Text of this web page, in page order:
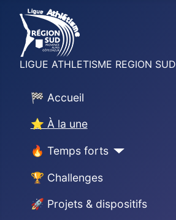
LIGUE ATHLETISME REGION SUD
🏁 Accueil
⭐ À la une
🔥 Temps forts
🏆 Challenges
🚀 Projets & dispositifs